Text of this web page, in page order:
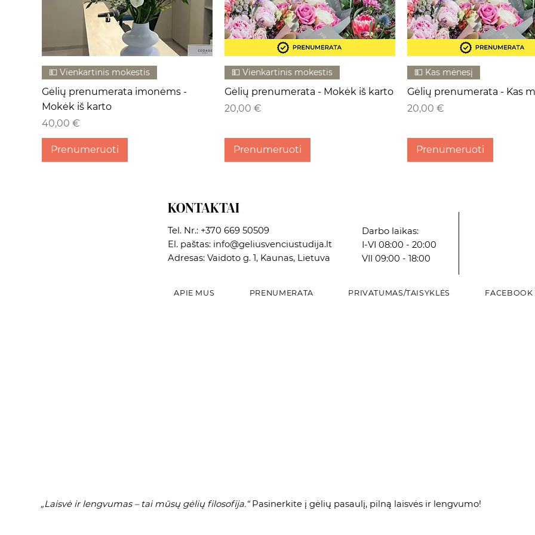
💵 Vienkartinis mokestis
Gėlių prenumerata imonėms -
Mokėk iš karto
Kaina
40,00 €
Prenumeruoti
💵 Vienkartinis mokestis
Gėlių prenumerata - Mokėk iš karto
Kaina
20,00 €
Prenumeruoti
💵 Kas mėnesį
Gėlių prenumerata - Kas
Kaina
20,00 €
Prenumeruoti
KONTAKTAI
Tel. Nr.: +370 669 50509
El. paštas: info@geliusvenciustudija.lt
Adresas: Vaidoto g. 1, Kaunas, Lietuva
Darbo laikas:
I-VI 08:00 - 20:00
VII 09:00 - 18:00
APIE MUS PRENUMERATA PRIVATUMAS/TAISYKLĖS FACEBOOK
„Laisvė ir lengvumas – tai mūsų gėlių filosofija.“Pasinerkite į gėlių pasaulį, pilną laisvės ir lengvumo!